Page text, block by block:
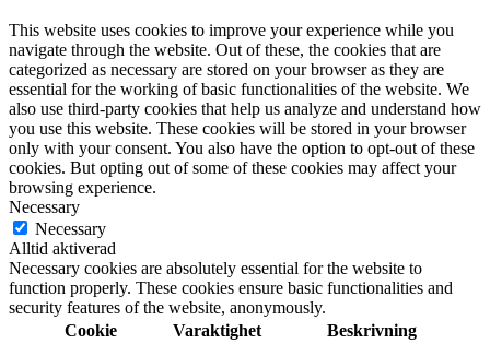
This website uses cookies to improve your experience while you
navigate through the website. Out of these, the cookies that are
categorized as necessary are stored on your browser as they are
essential for the working of basic functionalities of the website. We
also use third-party cookies that help us analyze and understand how
you use this website. These cookies will be stored in your browser
only with your consent. You also have the option to opt-out of these
cookies. But opting out of some of these cookies may affect your
browsing experience.
Necessary
Necessary
Alltid aktiverad
Necessary cookies are absolutely essential for the website to
function properly. These cookies ensure basic functionalities and
security features of the website, anonymously.
Cookie
Varaktighet Beskrivning